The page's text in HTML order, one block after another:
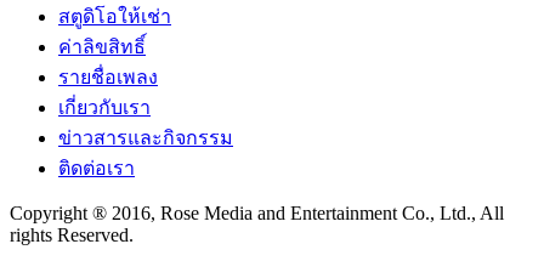
สตูดิโอให้เช่า
ค่าลิขสิทธิ์
รายชื่อเพลง
เกี่ยวกับเรา
ข่าวสารและกิจกรรม
ติดต่อเรา
Copyright ® 2016, Rose Media and Entertainment Co., Ltd., All
rights Reserved.